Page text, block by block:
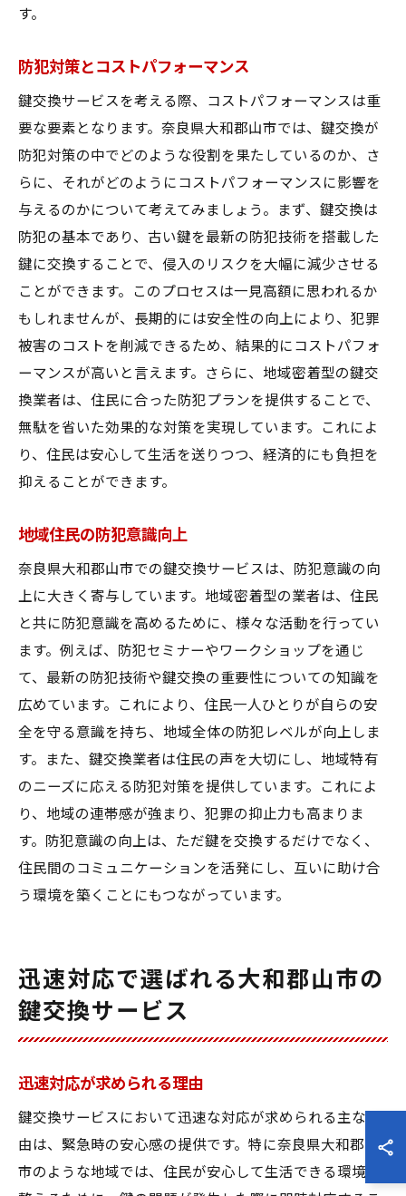
す。
防犯対策とコストパフォーマンス
鍵交換サービスを考える際、コストパフォーマンスは重
要な要素となります。奈良県大和郡山市では、鍵交換が
防犯対策の中でどのような役割を果たしているのか、さ
らに、それがどのようにコストパフォーマンスに影響を
与えるのかについて考えてみましょう。まず、鍵交換は
防犯の基本であり、古い鍵を最新の防犯技術を搭載した
鍵に交換することで、侵入のリスクを大幅に減少させる
ことができます。このプロセスは一見高額に思われるか
もしれませんが、長期的には安全性の向上により、犯罪
被害のコストを削減できるため、結果的にコストパフォ
ーマンスが高いと言えます。さらに、地域密着型の鍵交
換業者は、住民に合った防犯プランを提供することで、
無駄を省いた効果的な対策を実現しています。これによ
り、住民は安心して生活を送りつつ、経済的にも負担を
抑えることができます。
地域住民の防犯意識向上
奈良県大和郡山市での鍵交換サービスは、防犯意識の向
上に大きく寄与しています。地域密着型の業者は、住民
と共に防犯意識を高めるために、様々な活動を行ってい
ます。例えば、防犯セミナーやワークショップを通じ
て、最新の防犯技術や鍵交換の重要性についての知識を
広めています。これにより、住民一人ひとりが自らの安
全を守る意識を持ち、地域全体の防犯レベルが向上しま
す。また、鍵交換業者は住民の声を大切にし、地域特有
のニーズに応える防犯対策を提供しています。これによ
り、地域の連帯感が強まり、犯罪の抑止力も高まりま
す。防犯意識の向上は、ただ鍵を交換するだけでなく、
住民間のコミュニケーションを活発にし、互いに助け合
う環境を築くことにもつながっています。
迅速対応で選ばれる大和郡山市の
鍵交換サービス
迅速対応が求められる理由
鍵交換サービスにおいて迅速な対応が求められる主な理
由は、緊急時の安心感の提供です。特に奈良県大和郡山
市のような地域では、住民が安心して生活できる環境を